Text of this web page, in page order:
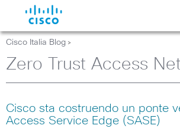
Cisco Italia Blog >
Zero Trust Access
Cisco sta costruendo un ponte
Access Service Edge (SASE)